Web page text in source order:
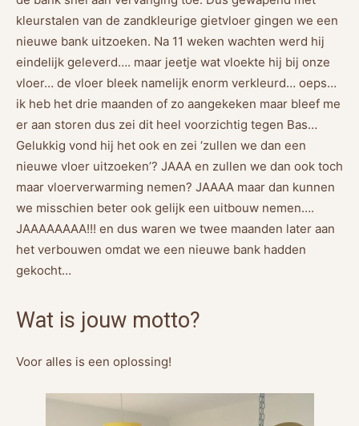
kleurstalen van de zandkleurige gietvloer gingen we een
nieuwe bank uitzoeken. Na 11 weken wachten werd hij
eindelijk geleverd…. maar jeetje wat vloekte hij bij onze
vloer… de vloer bleek namelijk enorm verkleurd… oeps…
ik heb het drie maanden of zo aangekeken maar bleef me
er aan storen dus zei dit heel voorzichtig tegen Bas…
Gelukkig vond hij het ook en zei ‘zullen we dan een
nieuwe vloer uitzoeken’? JAAA en zullen we dan ook toch
maar vloerverwarming nemen? JAAAA maar dan kunnen
we misschien beter ook gelijk een uitbouw nemen….
JAAAAAAAA!!! en dus waren we twee maanden later aan
het verbouwen omdat we een nieuwe bank hadden
gekocht…
Wat is jouw motto?
Voor alles is een oplossing!